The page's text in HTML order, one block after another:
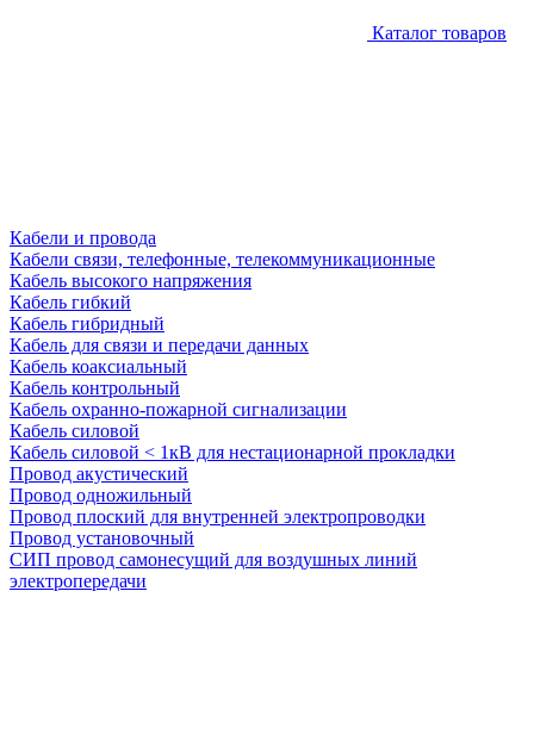
Каталог товаров
Кабели и провода
Кабели связи, телефонные, телекоммуникационные
Кабель высокого напряжения
Кабель гибкий
Кабель гибридный
Кабель для связи и передачи данных
Кабель коаксиальный
Кабель контрольный
Кабель охранно-пожарной сигнализации
Кабель силовой
Кабель силовой < 1кВ для нестационарной прокладки
Провод акустический
Провод одножильный
Провод плоский для внутренней электропроводки
Провод установочный
СИП провод самонесущий для воздушных линий
электропередачи